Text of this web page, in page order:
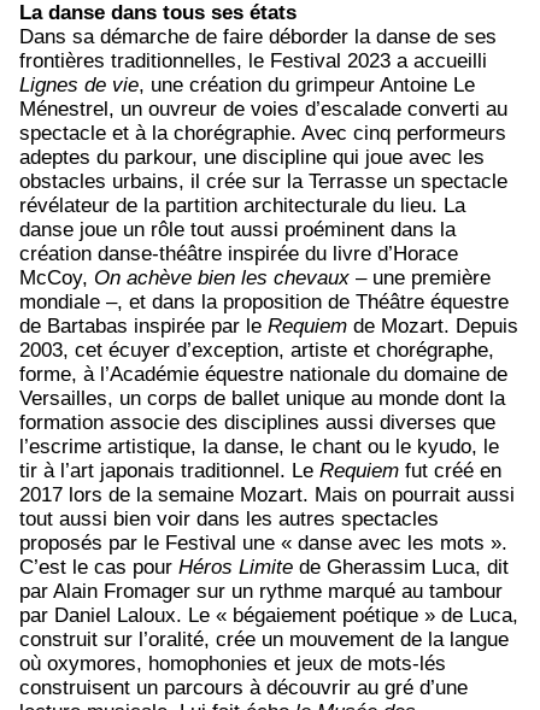
La danse dans tous ses états
Dans sa démarche de faire déborder la danse de ses
frontières traditionnelles, le Festival 2023 a accueilli
Lignes de vie, une création du grimpeur Antoine Le
Ménestrel, un ouvreur de voies d’escalade converti au
spectacle et à la chorégraphie. Avec cinq performeurs
adeptes du parkour, une discipline qui joue avec les
obstacles urbains, il crée sur la Terrasse un spectacle
révélateur de la partition architecturale du lieu. La
danse joue un rôle tout aussi proéminent dans la
création danse-théâtre inspirée du livre d’Horace
McCoy, On achève bien les chevaux – une première
mondiale –, et dans la proposition de Théâtre équestre
de Bartabas inspirée par le Requiem de Mozart. Depuis
2003, cet écuyer d’exception, artiste et chorégraphe,
forme, à l’Académie équestre nationale du domaine de
Versailles, un corps de ballet unique au monde dont la
formation associe des disciplines aussi diverses que
l’escrime artistique, la danse, le chant ou le kyudo, le
tir à l’art japonais traditionnel. Le Requiem fut créé en
2017 lors de la semaine Mozart. Mais on pourrait aussi
tout aussi bien voir dans les autres spectacles
proposés par le Festival une « danse avec les mots ».
C’est le cas pour Héros Limite de Gherassim Luca, dit
par Alain Fromager sur un rythme marqué au tambour
par Daniel Laloux. Le « bégaiement poétique » de Luca,
construit sur l’oralité, crée un mouvement de la langue
où oxymores, homophonies et jeux de mots-lés
construisent un parcours à découvrir au gré d’une